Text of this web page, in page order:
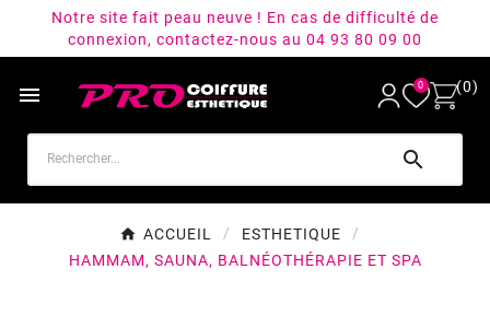
Notre site fait peau neuve ! En cas de difficulté de
connexion, contactez-nous au 04 93 80 09 00
 0 (0)

ACCUEIL
ESTHETIQUE
HAMMAM, SAUNA, BALNÉOTHÉRAPIE ET SPA